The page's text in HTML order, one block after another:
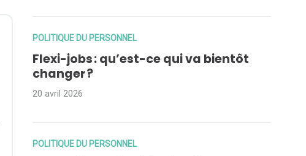
POLITIQUE DU PERSONNEL
Flexi-jobs : qu’est-ce qui va bientôt
changer ?
20 avril 2026
POLITIQUE DU PERSONNEL